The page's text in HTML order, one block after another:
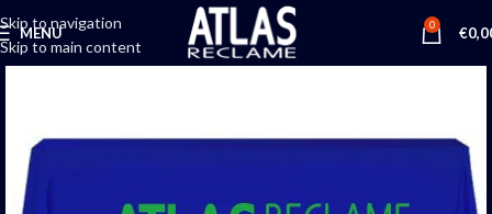
Skip to navigation
Skip to main content
MENU 0 €